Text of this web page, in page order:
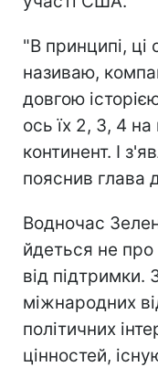
"В принципі, ці
називаю,
довгою
ось їх 2, 3, 4
континент. І
пояснив глава
Водночас
йдеться не про
від підтримки.
міжнародних
політичних
цінностей,